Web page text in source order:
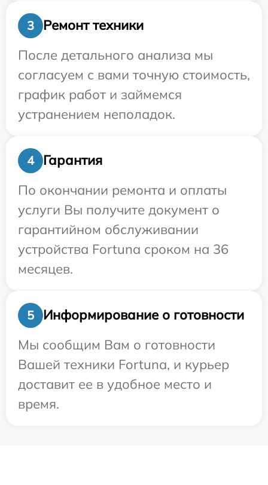
3
Ремонт техники
После детального анализа мы
согласуем с вами точную стоимость,
график работ и займемся
устранением неполадок.
4
Гарантия
По окончании ремонта и оплаты
услуги Вы получите документ о
гарантийном обслуживании
устройства Fortuna сроком на 36
месяцев.
5
Информирование о готовности
Мы сообщим Вам о готовности
Вашей техники Fortuna, и курьер
доставит ее в удобное место и
время.